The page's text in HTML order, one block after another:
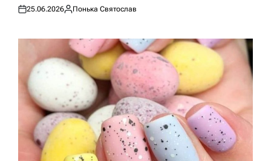
Оприлюднено
25.06.2026
Опубліковано
Понька Святослав